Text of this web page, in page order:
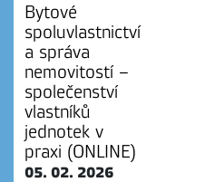
Bytové
spoluvlastnictví
a správa
nemovitostí –
společenství
vlastníků
jednotek v
praxi (ONLINE)
05. 02. 2026